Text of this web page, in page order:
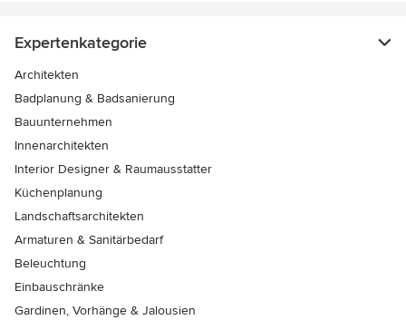
Expertenkategorie
Architekten
Badplanung & Badsanierung
Bauunternehmen
Innenarchitekten
Interior Designer & Raumausstatter
Küchenplanung
Landschaftsarchitekten
Armaturen & Sanitärbedarf
Beleuchtung
Einbauschränke
Gardinen, Vorhänge & Jalousien